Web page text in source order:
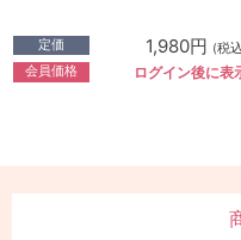
定価 1,980円 (税
会員価格 ログイン後に表